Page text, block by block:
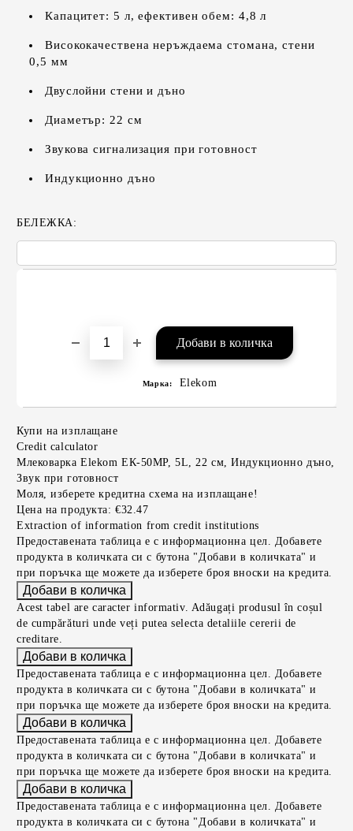
Капацитет: 5 л, ефективен обем: 4,8 л
Висококачествена неръждаема стомана, стени
0,5 мм
Двуслойни стени и дъно
Диаметър: 22 см
Звукова сигнализация при готовност
Индукционно дъно
БЕЛЕЖКА:
Марка: Elekom
Купи на изплащане
Credit calculator
Млековарка Elekom ЕК-50MP, 5L, 22 см, Индукционно дъно,
Звук при готовност
Моля, изберете кредитна схема на изплащане!
Цена на продукта: €32.47
Extraction of information from credit institutions
Предоставената таблица е с информационна цел. Добавете
продукта в количката си с бутона "Добави в количката" и
при поръчка ще можете да изберете броя вноски на кредита.
Acest tabel are caracter informativ. Adăugați produsul în coșul
de cumpărături unde veți putea selecta detaliile cererii de
creditare.
Предоставената таблица е с информационна цел. Добавете
продукта в количката си с бутона "Добави в количката" и
при поръчка ще можете да изберете броя вноски на кредита.
Предоставената таблица е с информационна цел. Добавете
продукта в количката си с бутона "Добави в количката" и
при поръчка ще можете да изберете броя вноски на кредита.
Предоставената таблица е с информационна цел. Добавете
продукта в количката си с бутона "Добави в количката" и